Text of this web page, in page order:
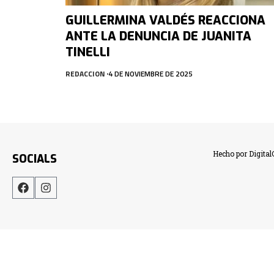
GUILLERMINA VALDÉS REACCIONA
ANTE LA DENUNCIA DE JUANITA
TINELLI
REDACCION 4 DE NOVIEMBRE DE 2025
SOCIALS Hecho por